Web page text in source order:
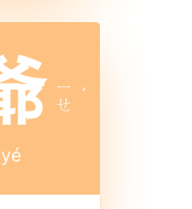
ㄧ
ㄝ ˊ
yé